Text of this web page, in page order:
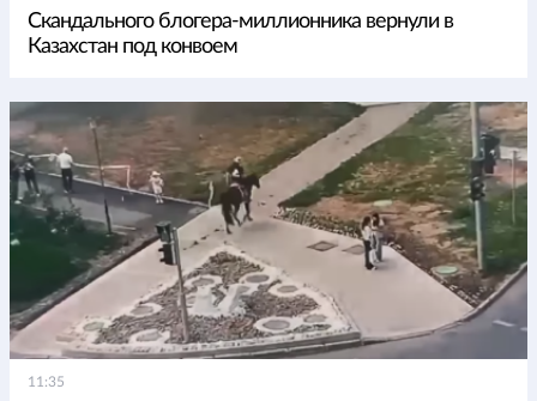
Скандального блогера-миллионника вернули в
Казахстан под конвоем
11:35